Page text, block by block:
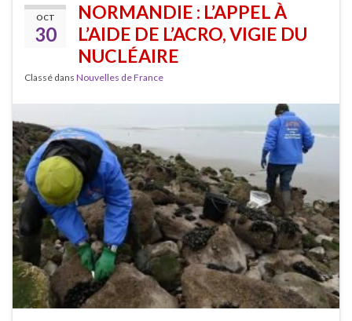
OCT
30
NORMANDIE : L’APPEL À
L’AIDE DE L’ACRO, VIGIE DU
NUCLÉAIRE
Classé dans Nouvelles de France